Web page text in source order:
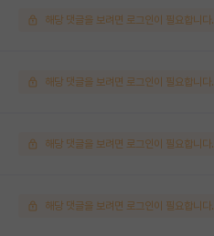
해당 댓글을 보려면 로그인이 필요합니다.
해당 댓글을 보려면 로그인이 필요합니다.
해당 댓글을 보려면 로그인이 필요합니다.
해당 댓글을 보려면 로그인이 필요합니다.